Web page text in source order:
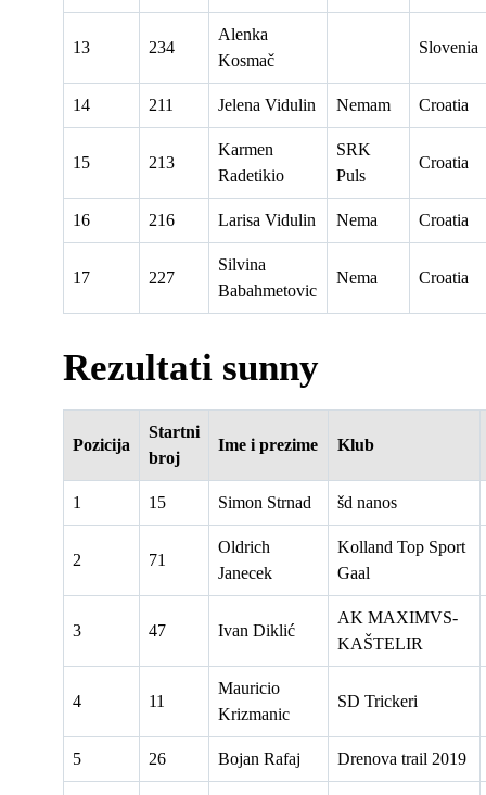
13 234
Alenka
Kosmač
Slovenia
14 211 Jelena Vidulin Nemam Croatia
15 213
Karmen
Radetikio
SRK
Puls
Croatia
16 216 Larisa Vidulin Nema Croatia
17 227
Silvina
Babahmetovic
Nema Croatia
Rezultati sunny
Pozicija
Startni
broj
Ime i prezime Klub
1 15 Simon Strnad šd nanos
2 71
Oldrich
Janecek
Kolland Top Sport
Gaal
3 47 Ivan Diklić
AK MAXIMVS-
KAŠTELIR
4 11
Mauricio
Krizmanic
SD Trickeri
5 26 Bojan Rafaj Drenova trail 2019